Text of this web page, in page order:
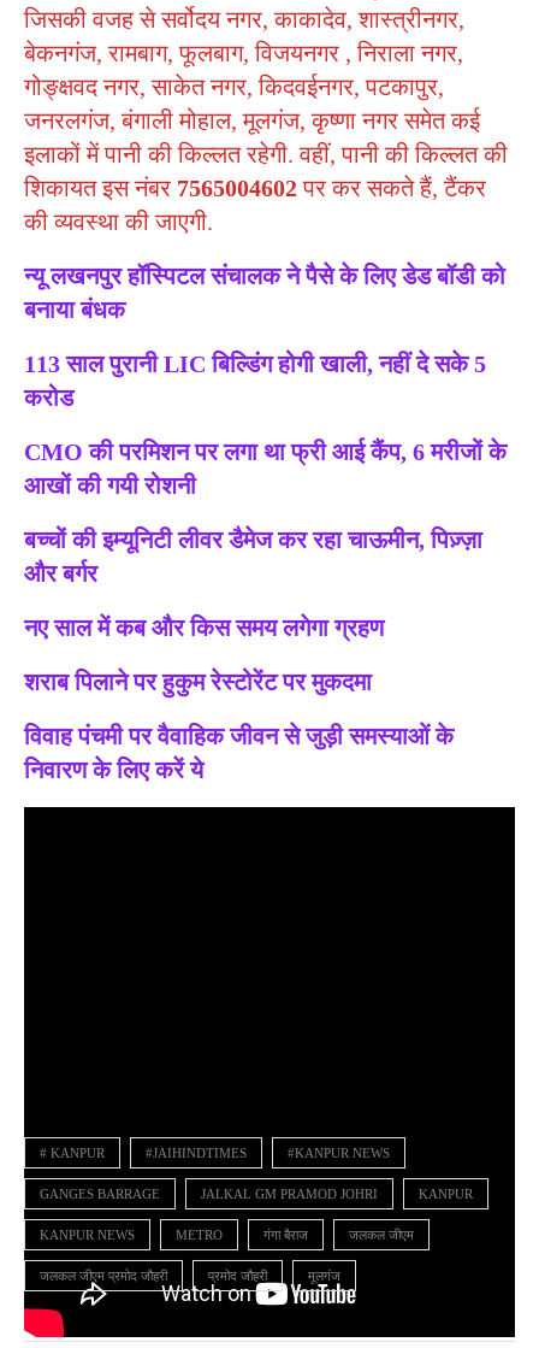
जिसकी वजह से सर्वोदय नगर, काकादेव, शास्त्रीनगर,
बेकनगंज, रामबाग, फूलबाग, विजयनगर , निराला नगर,
गोङ्क्षवद नगर, साकेत नगर, किदवईनगर, पटकापुर,
जनरलगंज, बंगाली मोहाल, मूलगंज, कृष्णा नगर समेत कई
इलाकों में पानी की किल्लत रहेगी. वहीं, पानी की किल्लत की
शिकायत इस नंबर 7565004602पर कर सकते हैं, टैंकर
की व्यवस्था की जाएगी.
न्यू लखनपुर हॉस्पिटल संचालक ने पैसे के लिए डेड बॉडी को
बनाया बंधक
113 साल पुरानी LIC बिल्डिंग होगी खाली, नहीं दे सके 5
करोड
CMO की परमिशन पर लगा था फ्री आई कैंप, 6 मरीजों के
आखों की गयी रोशनी
बच्चों की इम्यूनिटी लीवर डैमेज कर रहा चाऊमीन, पिज़्ज़ा
और बर्गर
नए साल में कब और किस समय लगेगा ग्रहण
शराब पिलाने पर हुकुम रेस्टोरेंट पर मुकदमा
विवाह पंचमी पर वैवाहिक जीवन से जुड़ी समस्याओं के
निवारण के लिए करें ये
# KANPUR #JAIHINDTIMES #KANPUR NEWS
GANGES BARRAGE JALKAL GM PRAMOD JOHRI KANPUR
KANPUR NEWS METRO गंगा बैराज जलकल जीएम
जलकल जीएम प्रमोद जौहरी प्रमोद जौहरी मूलगंज